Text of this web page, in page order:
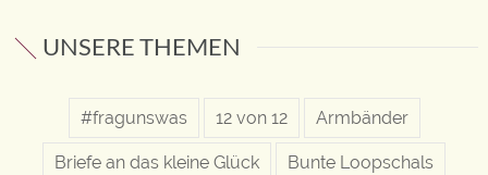
UNSERE THEMEN
#fragunswas 12 von 12 Armbänder
Briefe an das kleine Glück Bunte Loopschals